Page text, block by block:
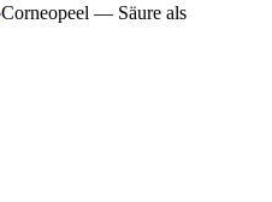
Corneopeel — Säure als